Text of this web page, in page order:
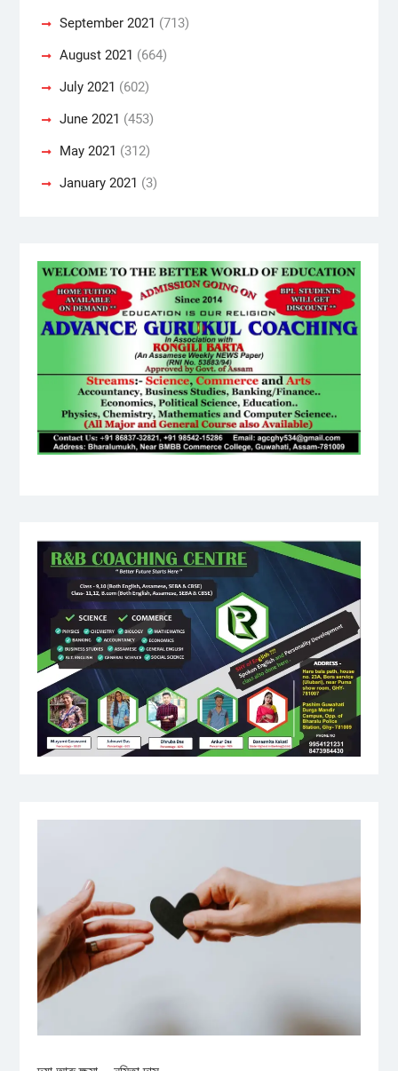
September 2021 (713)
August 2021 (664)
July 2021 (602)
June 2021 (453)
May 2021 (312)
January 2021 (3)